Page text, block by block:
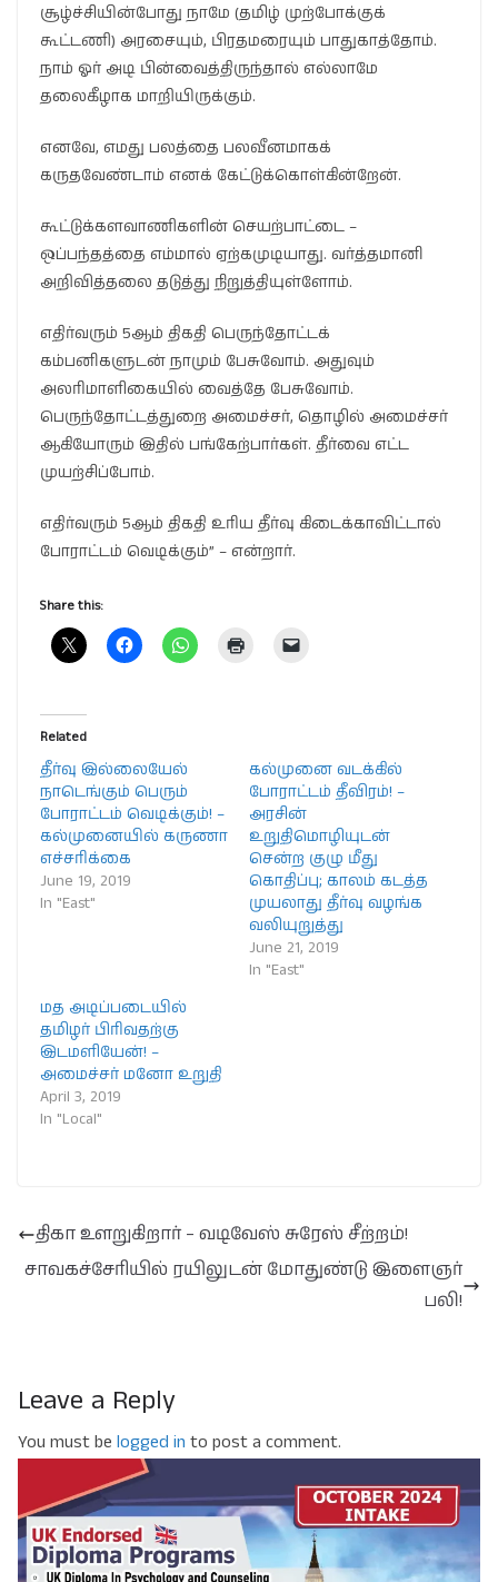
சூழ்ச்சியின்போது நாமே (தமிழ் முற்போக்குக்
கூட்டணி) அரசையும், பிரதமரையும் பாதுகாத்தோம்.
நாம் ஓர் அடி பின்வைத்திருந்தால் எல்லாமே
தலைகீழாக மாறியிருக்கும்.
எனவே, எமது பலத்தை பலவீனமாகக்
கருதவேண்டாம் எனக் கேட்டுக்கொள்கின்றேன்.
கூட்டுக்களவாணிகளின் செயற்பாட்டை –
ஒப்பந்தத்தை எம்மால் ஏற்கமுடியாது. வர்த்தமானி
அறிவித்தலை தடுத்து நிறுத்தியுள்ளோம்.
எதிர்வரும் 5ஆம் திகதி பெருந்தோட்டக்
கம்பனிகளுடன் நாமும் பேசுவோம். அதுவும்
அலரிமாளிகையில் வைத்தே பேசுவோம்.
பெருந்தோட்டத்துறை அமைச்சர், தொழில் அமைச்சர்
ஆகியோரும் இதில் பங்கேற்பார்கள். தீர்வை எட்ட
முயற்சிப்போம்.
எதிர்வரும் 5ஆம் திகதி உரிய தீர்வு கிடைக்காவிட்டால்
போராட்டம் வெடிக்கும்” – என்றார்.
Share this:
Related
தீர்வு இல்லையேல்
நாடெங்கும் பெரும்
போராட்டம் வெடிக்கும்! –
கல்முனையில் கருணா
எச்சரிக்கை
June 19, 2019
In "East"
கல்முனை வடக்கில்
போராட்டம் தீவிரம்! –
அரசின்
உறுதிமொழியுடன்
சென்ற குழு மீது
கொதிப்பு; காலம் கடத்த
முயலாது தீர்வு வழங்க
வலியுறுத்து
June 21, 2019
In "East"
மத அடிப்படையில்
தமிழர் பிரிவதற்கு
இடமளியேன்! –
அமைச்சர் மனோ உறுதி
April 3, 2019
In "Local"
திகா உளறுகிறார் – வடிவேஸ் சுரேஸ் சீற்றம்!
சாவகச்சேரியில் ரயிலுடன் மோதுண்டு இளைஞர்
பலி!
Leave a Reply
You must be logged in to post a comment.